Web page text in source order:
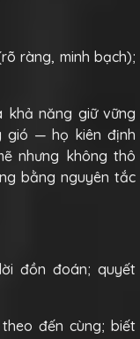
ràng, minh bạch);
khả năng giữ vững
gió — họ kiên định
nhưng không thô
bằng nguyên tắc
đồn đoán; quyết
đến cùng; biết